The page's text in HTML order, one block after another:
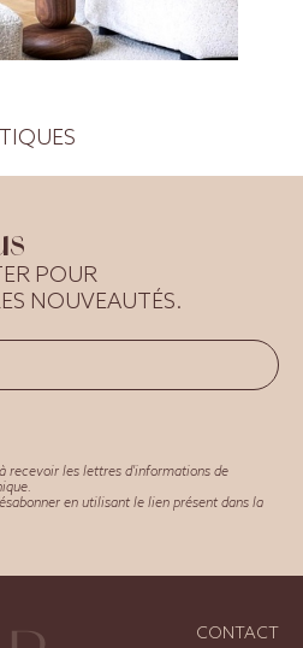
POUR
NOUVEAUTÉS.
recevoir les lettres d'informations de
en utilisant le lien présent dans la
CONTACT